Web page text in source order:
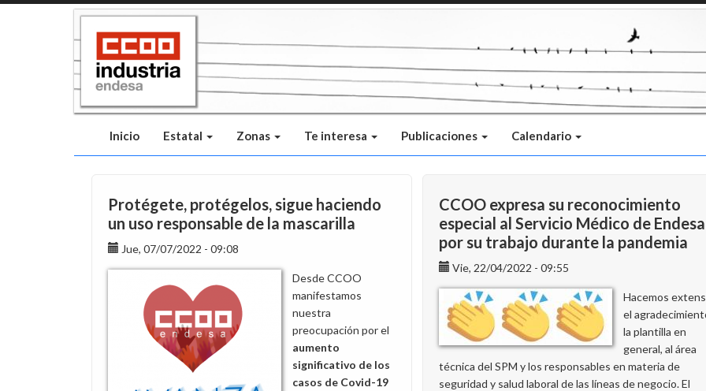
Inicio Estatal Zonas Te interesa Publicaciones Calendario
Protégete, protégelos, sigue haciendo
un uso responsable de la mascarilla
Jue, 07/07/2022 - 09:08
Desde CCOO
manifestamos
nuestra
preocupación por el
aumento
significativo de los
casos de Covid-19
CCOO expresa su reconocimiento
especial al Servicio Médico de Endesa
por su trabajo durante la pandemia
Vie, 22/04/2022 - 09:55
Hacemos
el
la plantilla en
general, al área
técnica del SPM y los responsables en materia de
seguridad y salud laboral de las líneas de negocio. El